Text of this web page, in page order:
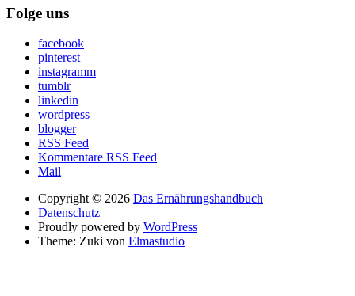
Folge uns
facebook
pinterest
instagramm
tumblr
linkedin
wordpress
blogger
RSS Feed
Kommentare RSS Feed
Mail
Copyright © 2026 Das Ernährungshandbuch
Datenschutz
Proudly powered by WordPress
Theme: Zuki von Elmastudio